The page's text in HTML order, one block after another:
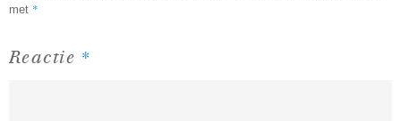
met *
Reactie *